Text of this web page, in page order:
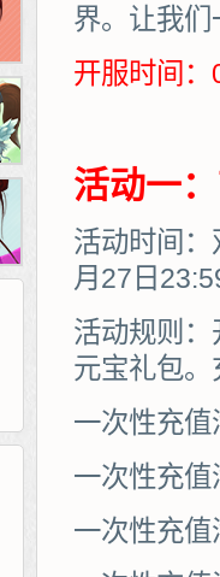
页游网
多玩
游一游
开服网
界。让我们
开服时间
活动一
活动时间
月27日
活动规则
元宝礼包
一次性充
一次性充
一次性充